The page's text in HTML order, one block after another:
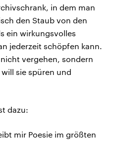
in dem man
den Staub von den
ein wirkungsvolles
jederzeit schöpfen kann.
vergehen, sondern
sie spüren und
dazu:
mir Poesie im größten